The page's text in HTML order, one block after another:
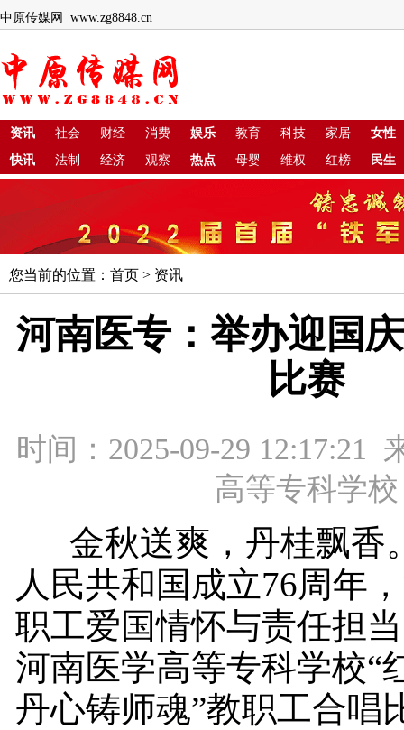
中原传媒网 www.zg8848.cn
资讯 社会 财经 消费 娱乐 教育 科技 家居
女性
快讯
法制 经济 观察 热点 母婴 维权 红榜 民生
您当前的位置： 首页 > 资讯
河南医专：举办迎国
比赛
时间：2025-09-29 12:17:21
高等专科学校
金秋送爽，丹桂飘香
人民共和国成立76周年
职工爱国情怀与责任担
河南医学高等专科学校“
丹心铸师魂”教职工合唱